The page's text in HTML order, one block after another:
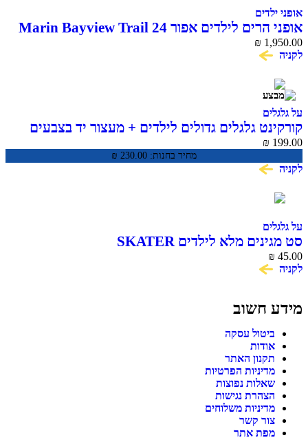
אופני ילדים
אופני הרים לילדים אפור 24 Marin Bayview Trail
₪ 1,950.00
לקניה
על גלגלים
קורקינט גלגלים גדולים לילדים + מעצור יד בצבעים
CLASSIC PRO
מחיר בחנות: ₪ 230.00
₪ 199.00
לקניה
על גלגלים
סט מגינים מלא לילדים SKATER
₪ 45.00
לקניה
מידע חשוב
ביטול עסקה
אודות
תקנון האתר
מדיניות הפרטיות
שאלות נפוצות
הצהרת נגישות
מדיניות משלוחים
צור קשר
מפת אתר